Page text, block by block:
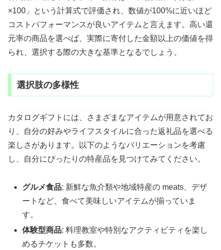
×100」という計算式で評価され、数値が100%に近いほど
コストパフォーマンスが良いアイテムと言えます。高い還
元率の商品を選べば、実際に寄付した金額以上の価値を得
られ、選択する際の大きな基準となるでしょう。
選択肢の多様性
カタログギフトには、さまざまなアイテムが用意されてお
り、自分の好みやライフスタイルに合った返礼品を選べる
楽しさがあります。以下のようなバリエーションを考慮
し、自分にぴったりの特産品を見つけてみてください。
グルメ食品: 新鮮な魚介類や地域特産の meats、デザ
ートなど、食べて美味しいアイテムが揃っていま
す。
体験型商品: 料理教室や特別なアクティビティを楽し
めるチケットも多数。